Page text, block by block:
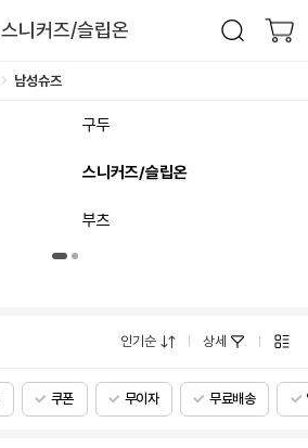
스니커즈/슬립온
남성슈즈
구두
스니커즈/슬립온
부츠
인기순 상세
쿠폰 무이자 무료배송